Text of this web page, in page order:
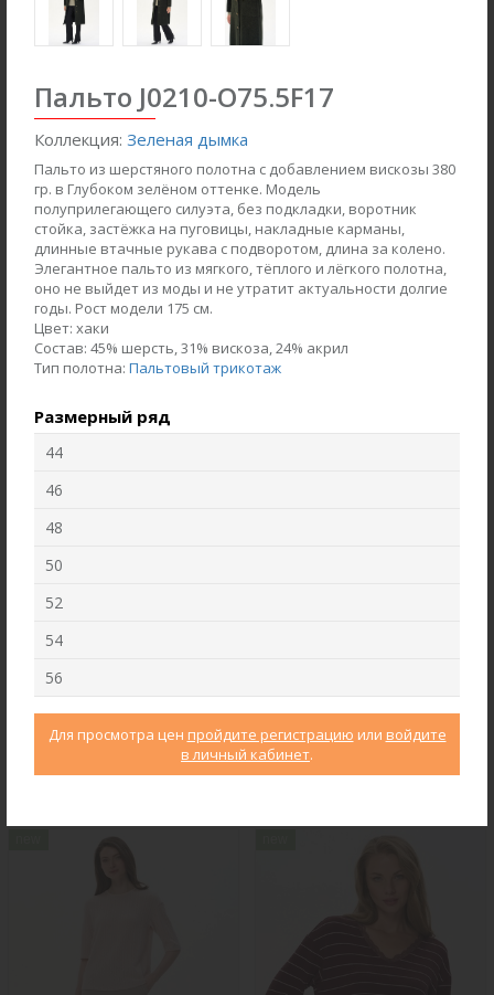
Жакет J1030-L89.6F02
Жаккард
Брюки B4866-O59.6F01
Вельвет
Джемпер F2571-M59.6F01
Вязаная вискоза с начесом
Пальто J0210-O75.5F17
Коллекция: Зеленая дымка
Пальто из шерстяного полотна с добавлением вискозы 380
гр. в Глубоком зелёном оттенке. Модель
полуприлегающего силуэта, без подкладки, воротник
стойка, застёжка на пуговицы, накладные карманы,
длинные втачные рукава с подворотом, длина за колено.
Элегантное пальто из мягкого, тёплого и лёгкого полотна,
оно не выйдет из моды и не утратит актуальности долгие
годы. Рост модели 175 см.
Цвет: хаки
Состав: 45% шерсть, 31% вискоза, 24% акрил
Тип полотна: Пальтовый трикотаж
Размерный ряд
44
46
48
50
52
54
56
Для просмотра цен пройдите регистрацию или войдите
в личный кабинет.